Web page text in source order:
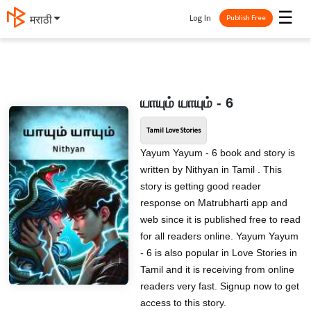
मराठी ☰
Log In Publish Free
யாயும் யாயும் - 6
Tamil Love Stories
Yayum Yayum - 6 book and story is
written by Nithyan in Tamil . This
story is getting good reader
response on Matrubharti app and
web since it is published free to read
for all readers online. Yayum Yayum
- 6 is also popular in Love Stories in
Tamil and it is receiving from online
readers very fast. Signup now to get
access to this story.